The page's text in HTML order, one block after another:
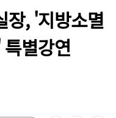
장, '지방소멸
별강연